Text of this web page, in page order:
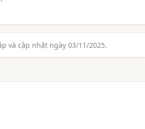
và cập nhật ngày 03/11/2025.